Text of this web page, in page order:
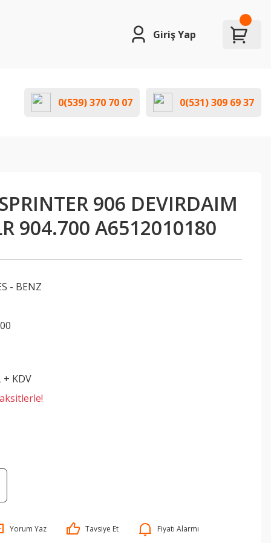
Giriş Yap
0(539) 370 70 07 0(531) 309 69 37
906 DEVIRDAIM
904.700 A6512010180
- BENZ
+ KDV
Yorum Yaz Tavsiye Et Fiyatı Alarmı